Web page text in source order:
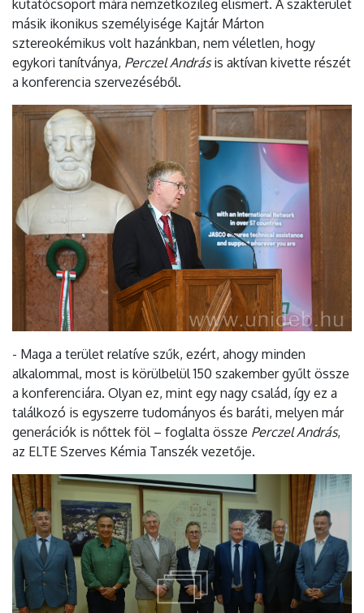
kutatócsoport mára nemzetközileg elismert. A szakterület
másik ikonikus személyisége Kajtár Márton
sztereokémikus volt hazánkban, nem véletlen, hogy
egykori tanítványa, Perczel Andrásis aktívan kivette részét
a konferencia szervezéséből.
- Maga a terület relatíve szűk, ezért, ahogy minden
alkalommal, most is körülbelül 150 szakember gyűlt össze
a konferenciára. Olyan ez, mint egy nagy család, így ez a
találkozó is egyszerre tudományos és baráti, melyen már
generációk is nőttek föl – foglalta össze Perczel András,
az ELTE Szerves Kémia Tanszék vezetője.